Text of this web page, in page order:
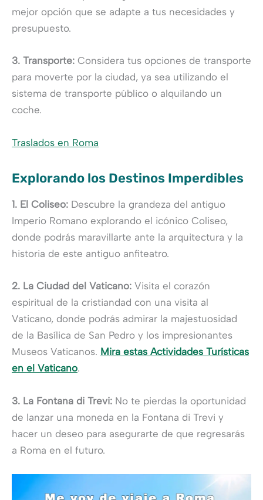
mejor opción que se adapte a tus necesidades y
presupuesto.
3. Transporte: Considera tus opciones de transporte
para moverte por la ciudad, ya sea utilizando el
sistema de transporte público o alquilando un
coche.
Traslados en Roma
Explorando los Destinos Imperdibles
1. El Coliseo: Descubre la grandeza del antiguo
Imperio Romano explorando el icónico Coliseo,
donde podrás maravillarte ante la arquitectura y la
historia de este antiguo anfiteatro.
2. La Ciudad del Vaticano: Visita el corazón
espiritual de la cristiandad con una visita al
Vaticano, donde podrás admirar la majestuosidad
de la Basílica de San Pedro y los impresionantes
Museos Vaticanos. Mira estas Actividades Turísticas
en el Vaticano.
3. La Fontana di Trevi: No te pierdas la oportunidad
de lanzar una moneda en la Fontana di Trevi y
hacer un deseo para asegurarte de que regresarás
a Roma en el futuro.